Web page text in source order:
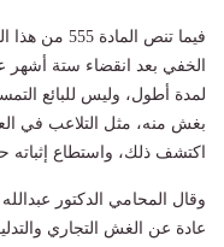
فيما تنص
الخفي بعد انقضاء ستة أشهر
لمدة أطول، وليس للبائع
بغش منه، مثل التلاعب في
اكتشف ذلك، واستطاع إثباته
وقال المحامي الدكتور
عادة عن الغش التجاري